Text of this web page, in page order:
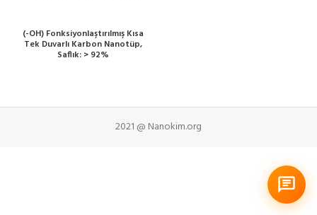
(-OH) Fonksiyonlaştırılmış Kısa
Tek Duvarlı Karbon Nanotüp,
Saflık: > 92%
2021 @ Nanokim.org